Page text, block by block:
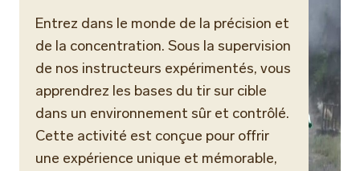
Entrez dans le monde de la précision et
de la concentration. Sous la supervision
de nos instructeurs expérimentés, vous
apprendrez les bases du tir sur cible
dans un environnement sûr et contrôlé.
Cette activité est conçue pour offrir
une expérience unique et mémorable,